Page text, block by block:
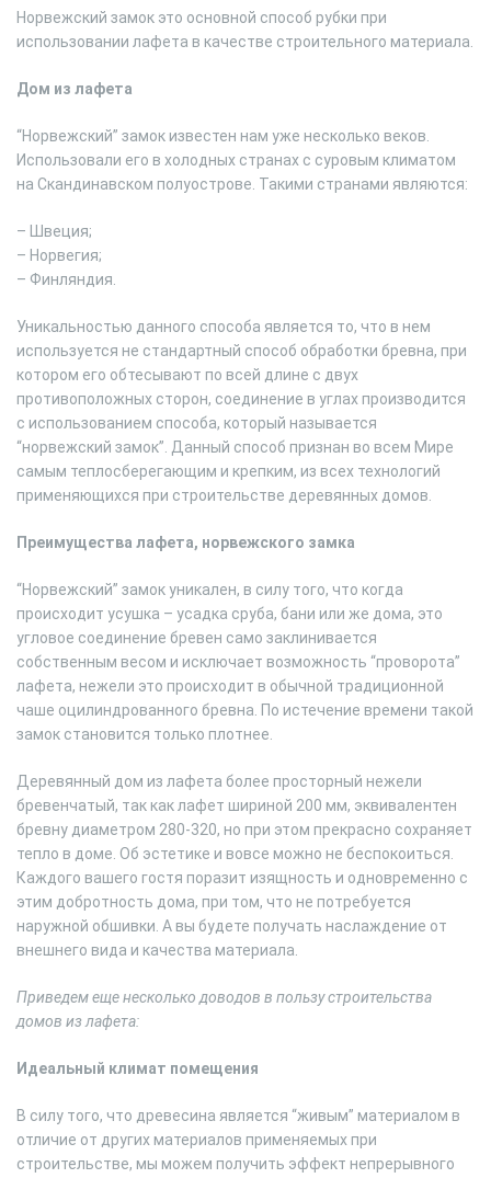
Норвежский замок это основной способ рубки при
использовании лафета в качестве строительного материала.
Дом из лафета
“Норвежский” замок известен нам уже несколько веков.
Использовали его в холодных странах с суровым климатом
на Скандинавском полуострове. Такими странами являются:
– Швеция;
– Норвегия;
– Финляндия.
Уникальностью данного способа является то, что в нем
используется не стандартный способ обработки бревна, при
котором его обтесывают по всей длине с двух
противоположных сторон, соединение в углах производится
с использованием способа, который называется
“норвежский замок”. Данный способ признан во всем Мире
самым теплосберегающим и крепким, из всех технологий
применяющихся при строительстве деревянных домов.
Преимущества лафета, норвежского замка
“Норвежский” замок уникален, в силу того, что когда
происходит усушка – усадка сруба, бани или же дома, это
угловое соединение бревен само заклинивается
собственным весом и исключает возможность “проворота”
лафета, нежели это происходит в обычной традиционной
чаше оцилиндрованного бревна. По истечение времени такой
замок становится только плотнее.
Деревянный дом из лафета более просторный нежели
бревенчатый, так как лафет шириной 200 мм, эквивалентен
бревну диаметром 280-320, но при этом прекрасно сохраняет
тепло в доме. Об эстетике и вовсе можно не беспокоиться.
Каждого вашего гостя поразит изящность и одновременно с
этим добротность дома, при том, что не потребуется
наружной обшивки. А вы будете получать наслаждение от
внешнего вида и качества материала.
Приведем еще несколько доводов в пользу строительства
домов из лафета:
Идеальный климат помещения
В силу того, что древесина является “живым” материалом в
отличие от других материалов применяемых при
строительстве, мы можем получить эффект непрерывного